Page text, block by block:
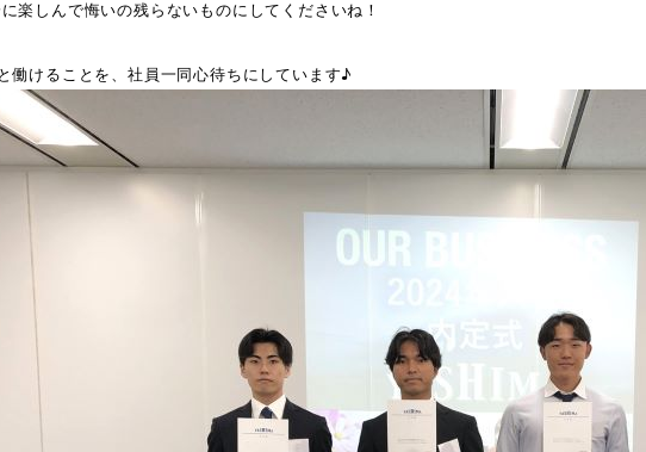
楽しんで悔いの残らないものにしてくださいね！
働けることを、社員一同心待ちにしています♪